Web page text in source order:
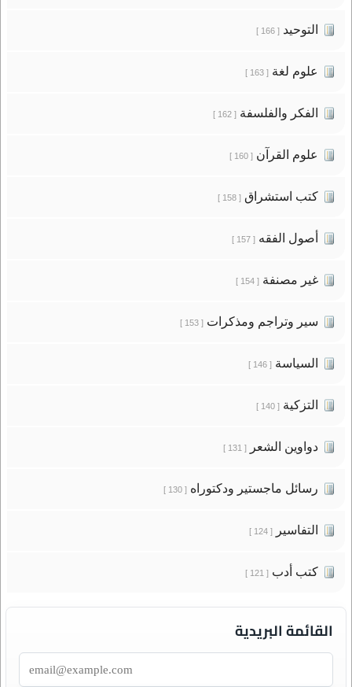
التوحيد[ 166 ]
علوم لغة[ 163 ]
الفكر والفلسفة[ 162 ]
علوم القرآن[ 160 ]
كتب استشراق[ 158 ]
أصول الفقه[ 157 ]
غير مصنفة[ 154 ]
سير وتراجم ومذكرات[ 153 ]
السياسة[ 146 ]
التزكية[ 140 ]
دواوين الشعر[ 131 ]
رسائل ماجستير ودكتوراه[ 130 ]
التفاسير[ 124 ]
كتب أدب[ 121 ]
القائمة البريدية